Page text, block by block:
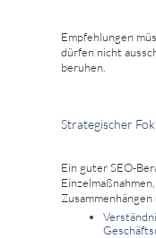
Empfehlungen
dürfen nicht
beruhen.
Strategischer
Ein guter SEO-